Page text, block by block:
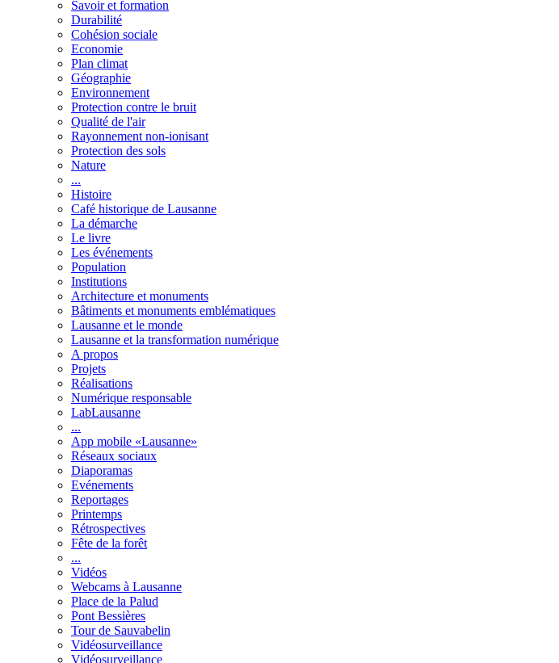
Savoir et formation
Durabilité
Cohésion sociale
Economie
Plan climat
Géographie
Environnement
Protection contre le bruit
Qualité de l'air
Rayonnement non-ionisant
Protection des sols
Nature
...
Histoire
Café historique de Lausanne
La démarche
Le livre
Les événements
Population
Institutions
Architecture et monuments
Bâtiments et monuments emblématiques
Lausanne et le monde
Lausanne et la transformation numérique
A propos
Projets
Réalisations
Numérique responsable
LabLausanne
...
App mobile «Lausanne»
Réseaux sociaux
Diaporamas
Evénements
Reportages
Printemps
Rétrospectives
Fête de la forêt
...
Vidéos
Webcams à Lausanne
Place de la Palud
Pont Bessières
Tour de Sauvabelin
Vidéosurveillance
Vidéosurveillance